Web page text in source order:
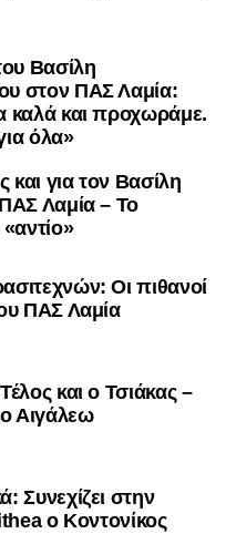
Βασίλη
στον ΠΑΣ Λαμία:
καλά και προχωράμε.
όλα»
και για τον Βασίλη
Λαμία – Το
Οι πιθανοί
ΠΑΣ Λαμία
και ο Τσιάκας –
Αιγάλεω
Συνεχίζει στην
ο Κοντονίκος